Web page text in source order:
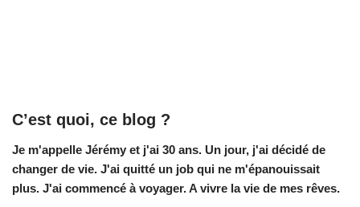
C’est quoi, ce blog ?
Je m'appelle Jérémy et j'ai 30 ans. Un jour, j'ai décidé de
changer de vie. J'ai quitté un job qui ne m'épanouissait
plus. J'ai commencé à voyager. A vivre la vie de mes rêves.